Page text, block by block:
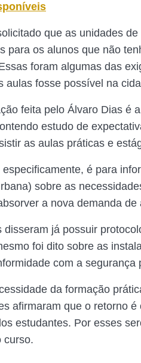
que as unidades
para os alunos que não
foram algumas das
aulas fosse possível na
feita pelo Álvaro Dias é
estudo de
as aulas práticas e
é para
sobre as
a nova demanda
disseram já possuir
foi dito sobre as
com a segurança
da formação
afirmaram que o retorno
estudantes. Por esses
curso.